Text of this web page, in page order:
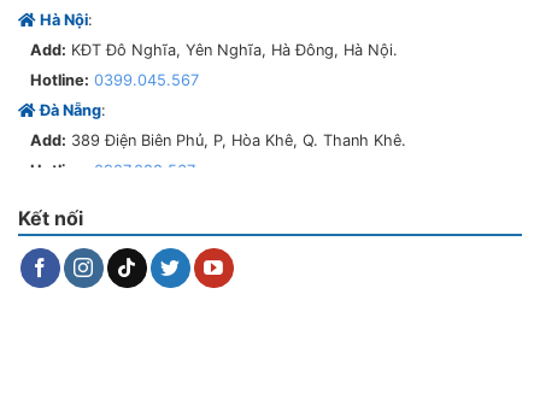
Hà Nội:
Add: KĐT Đô Nghĩa, Yên Nghĩa, Hà Đông, Hà Nội.
Hotline: 0399.045.567
Đà Nẵng:
Add: 389 Điện Biên Phủ, P, Hòa Khê, Q. Thanh Khê.
Hotline:
0907.088.567
Add:331 Phan Châu Trinh, P. Phước Hòa, TP. Tam Kỳ, Quảng Nam.
Bình Định:
Add:
370 Nguyễn Thái học, P. Ngô Mây, TP. Quy Nhơn.
Kết nối